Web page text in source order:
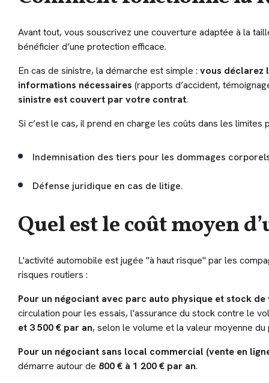
Avant tout, vous souscrivez une couverture adaptée à la
bénéficier d’une protection efficace.
En cas de sinistre, la démarche est simple : vous déclarez
informations nécessaires (rapports d’accident,
sinistre est couvert par votre contrat.
Si c’est le cas, il prend en charge les coûts dans les limites
Indemnisation des tiers pour les dommages
Défense juridique en cas de litige.
Quel est le coût moyen
L'activité automobile est jugée "à haut risque" par les
risques routiers :
Pour un négociant avec parc auto physique et stock de
circulation pour les essais, l'assurance du stock contre le
et 3 500 € par an, selon le volume et la valeur moyenne du
Pour un négociant sans local commercial (vente en
démarre autour de 800 € à 1 200 € par an.